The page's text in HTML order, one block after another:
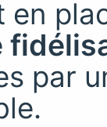
en
par